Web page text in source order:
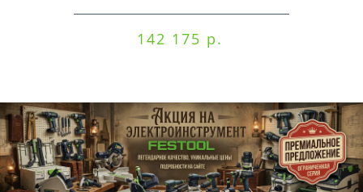
142 175 р.